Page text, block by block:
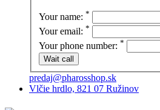
Your name: *
Your email: *
Your phone number: *
predaj@pharosshop.sk
Vlčie hrdlo, 821 07 Ružinov